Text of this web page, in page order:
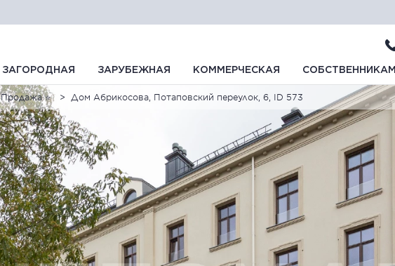
ЗАГОРОДНАЯ ЗАРУБЕЖНАЯ КОММЕРЧЕСКАЯ СОБСТВЕННИКАМ
Продажа ⭐ Дом Абрикосова, Потаповский переулок, 6, ID 573